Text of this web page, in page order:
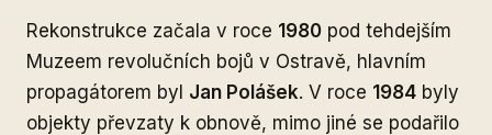
Rekonstrukce začala v roce 1980 pod tehdejším
Muzeem revolučních bojů v Ostravě, hlavním
propagátorem byl Jan Polášek. V roce 1984 byly
objekty převzaty k obnově, mimo jiné se podařilo